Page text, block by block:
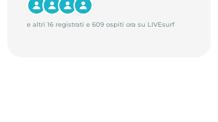
e altri 16 registrati e 609 ospiti ora su LIVEsurf